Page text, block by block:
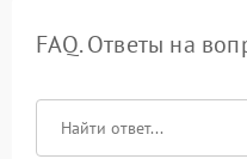
FAQ. Ответы на